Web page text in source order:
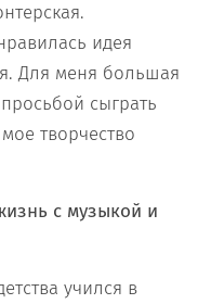
идея
Для меня большая
сыграть
творчество
с музыкой и
учился в